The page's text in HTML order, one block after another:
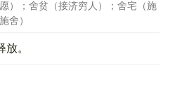
）；舍贫（接济穷人）；舍宅（施
舍）
。